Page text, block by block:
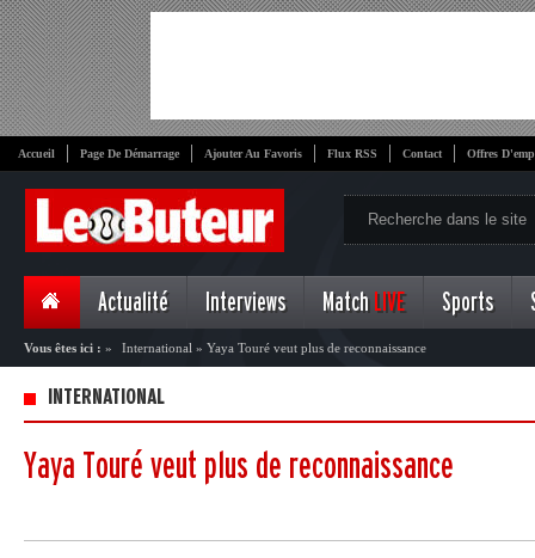
Accueil Page De Démarrage Ajouter Au Favoris Flux RSS Contact Offres
Actualité Interviews Match LIVE Sports
Vous êtes ici : » International » Yaya Touré veut plus de reconnaissance
INTERNATIONAL
Yaya Touré veut plus de reconnaissance